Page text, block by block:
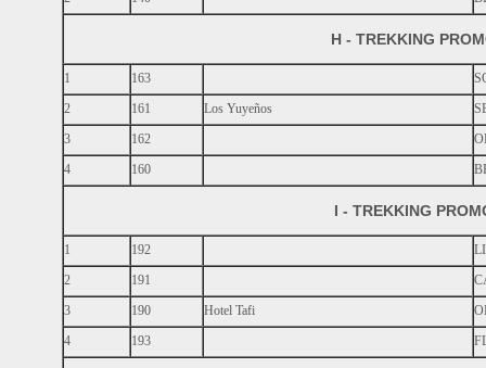
H - TREKKING
1 163
2
161 Los Yuyeños
3
162
4
160
I - TREKKING
1 192
2
191
3
190 Hotel Tafi
4
193